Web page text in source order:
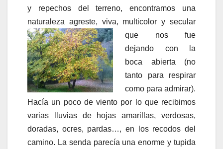
y repechos del terreno, encontramos una
naturaleza agreste, viva, multicolor y secular
que nos fue
dejando con la
boca abierta (no
tanto para respirar
como para admirar).
Hacía un poco de viento por lo que recibimos
varias lluvias de hojas amarillas, verdosas,
doradas, ocres, pardas…, en los recodos del
camino. La senda parecía una enorme y tupida